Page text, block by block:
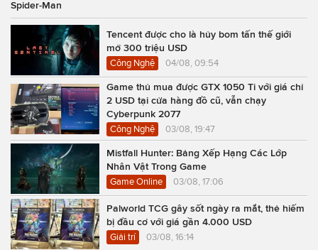
Spider-Man
Tencent được cho là hủy bom tấn thế giới
mở 300 triệu USD
Công Nghệ 04/08, 09:54
Game thủ mua được GTX 1050 Ti với giá chỉ
2 USD tại cửa hàng đồ cũ, vẫn chạy
Cyberpunk 2077
Công Nghệ 03/08, 19:47
Mistfall Hunter: Bảng Xếp Hạng Các Lớp
Nhân Vật Trong Game
Game Online 03/08, 17:06
Palworld TCG gây sốt ngày ra mắt, thẻ hiếm
bị đầu cơ với giá gần 4.000 USD
Giải trí 03/08, 16:14